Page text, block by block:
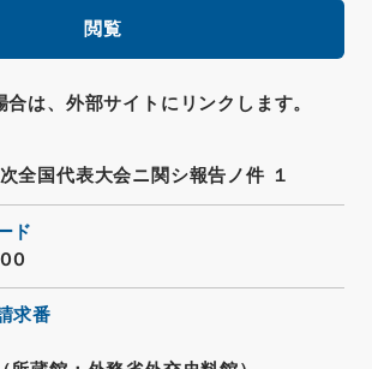
閲覧
合は、外部サイトにリンクします。
全国代表大会ニ関シ報告ノ件 １
ド
求番